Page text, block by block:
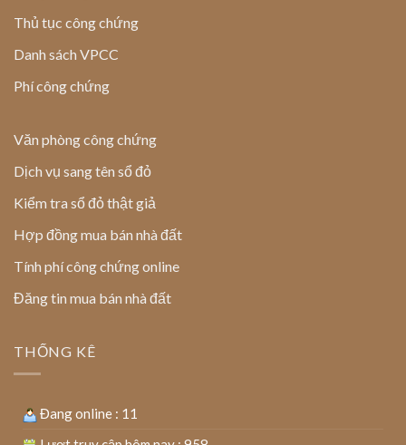
Thủ tục công chứng
Danh sách VPCC
Phí công chứng
Văn phòng công chứng
Dịch vụ sang tên sổ đỏ
Kiểm tra sổ đỏ thật giả
Hợp đồng mua bán nhà đất
Tính phí công chứng online
Đăng tin mua bán nhà đất
THỐNG KÊ
Đang online : 11